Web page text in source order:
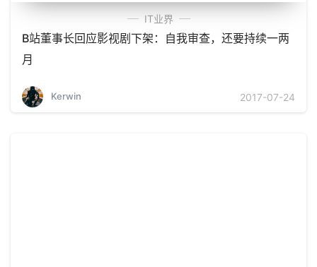
IT业界
B站董事长回应影视剧下架：自我审查，还要持续一两
月
Kerwin 2017-07-24